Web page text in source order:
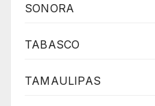
SONORA
TABASCO
TAMAULIPAS